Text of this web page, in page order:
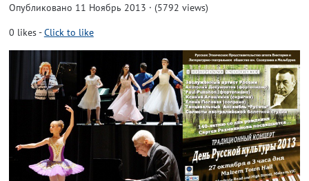
Опубликовано 11 Ноябрь 2013 · (5792 views)
0 likes-Click to like